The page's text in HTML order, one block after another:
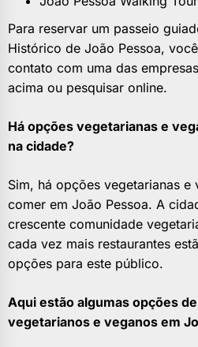
Para reservar um passeio
Histórico de João Pessoa,
contato com uma das
acima ou pesquisar online.
Há opções vegetarianas e
na cidade?
Sim, há opções vegetarianas e
comer em João Pessoa. A
crescente comunidade
cada vez mais restaurantes
opções para este público.
Aqui estão algumas opções
vegetarianos e veganos em